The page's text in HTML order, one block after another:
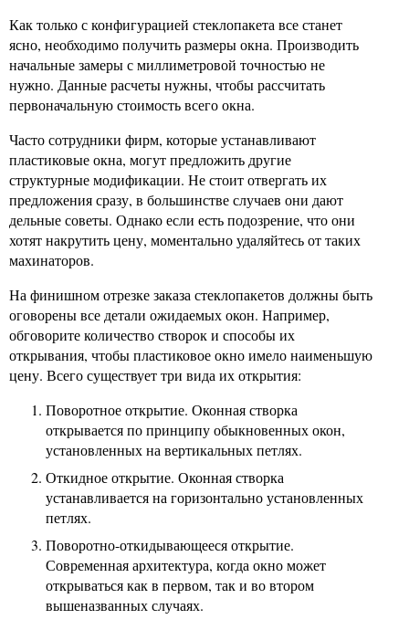
Как только с конфигурацией стеклопакета все станет
ясно, необходимо получить размеры окна. Производить
начальные замеры с миллиметровой точностью не
нужно. Данные расчеты нужны, чтобы рассчитать
первоначальную стоимость всего окна.
Часто сотрудники фирм, которые устанавливают
пластиковые окна, могут предложить другие
структурные модификации. Не стоит отвергать их
предложения сразу, в большинстве случаев они дают
дельные советы. Однако если есть подозрение, что они
хотят накрутить цену, моментально удаляйтесь от таких
махинаторов.
На финишном отрезке заказа стеклопакетов должны быть
оговорены все детали ожидаемых окон. Например,
обговорите количество створок и способы их
открывания, чтобы пластиковое окно имело наименьшую
цену. Всего существует три вида их открытия:
Поворотное открытие. Оконная створка
открывается по принципу обыкновенных окон,
установленных на вертикальных петлях.
Откидное открытие. Оконная створка
устанавливается на горизонтально установленных
петлях.
Поворотно-откидывающееся открытие.
Современная архитектура, когда окно может
открываться как в первом, так и во втором
вышеназванных случаях.